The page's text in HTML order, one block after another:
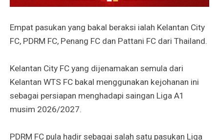
Empat pasukan yang bakal beraksi ialah Kelantan City
FC, PDRM FC, Penang FC dan Pattani FC dari Thailand.
Kelantan City FC yang dijenamakan semula dari
Kelantan WTS FC bakal menggunakan kejohanan ini
sebagai persiapan menghadapi saingan Liga A1
musim 2026/2027.
PDRM FC pula hadir sebagai salah satu pasukan Liga